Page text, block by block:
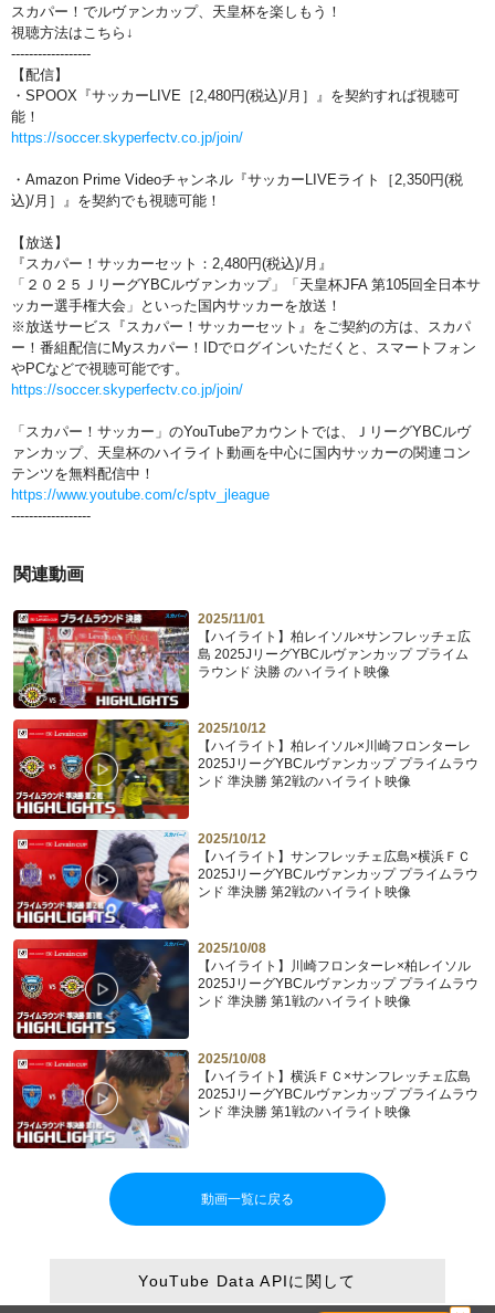
その他サッカーコンテンツ
スカパー！でルヴァンカップ、天皇杯を楽しもう！
視聴方法はこちら↓
------------------
【配信】
・SPOOX『サッカーLIVE［2,480円(税込)/月］』を契約すれば視聴可
能！
https://soccer.skyperfectv.co.jp/join/
・Amazon Prime Videoチャンネル『サッカーLIVEライト［2,350円(税
込)/月］』を契約でも視聴可能！
【放送】
『スカパー！サッカーセット：2,480円(税込)/月』
「２０２５ＪリーグYBCルヴァンカップ」「天皇杯JFA 第105回全日本サ
ッカー選手権大会」といった国内サッカーを放送！
※放送サービス『スカパー！サッカーセット』をご契約の方は、スカパ
ー！番組配信にMyスカパー！IDでログインいただくと、スマートフォン
やPCなどで視聴可能です。
https://soccer.skyperfectv.co.jp/join/
「スカパー！サッカー」のYouTubeアカウントでは、ＪリーグYBCルヴ
ァンカップ、天皇杯のハイライト動画を中心に国内サッカーの関連コン
テンツを無料配信中！
https://www.youtube.com/c/sptv_jleague
------------------
関連動画
2025/11/01
【ハイライト】柏レイソル×サンフレッチェ広
島 2025JリーグYBCルヴァンカップ プライム
ラウンド 決勝 のハイライト映像
2025/10/12
【ハイライト】柏レイソル×川崎フロンターレ
2025JリーグYBCルヴァンカップ プライムラウ
ンド 準決勝 第2戦のハイライト映像
2025/10/12
【ハイライト】サンフレッチェ広島×横浜ＦＣ
2025JリーグYBCルヴァンカップ プライムラウ
ンド 準決勝 第2戦のハイライト映像
2025/10/08
【ハイライト】川崎フロンターレ×柏レイソル
2025JリーグYBCルヴァンカップ プライムラウ
ンド 準決勝 第1戦のハイライト映像
2025/10/08
【ハイライト】横浜ＦＣ×サンフレッチェ広島
2025JリーグYBCルヴァンカップ プライムラウ
ンド 準決勝 第1戦のハイライト映像
動画一覧に戻る
YouTube Data APIに関して